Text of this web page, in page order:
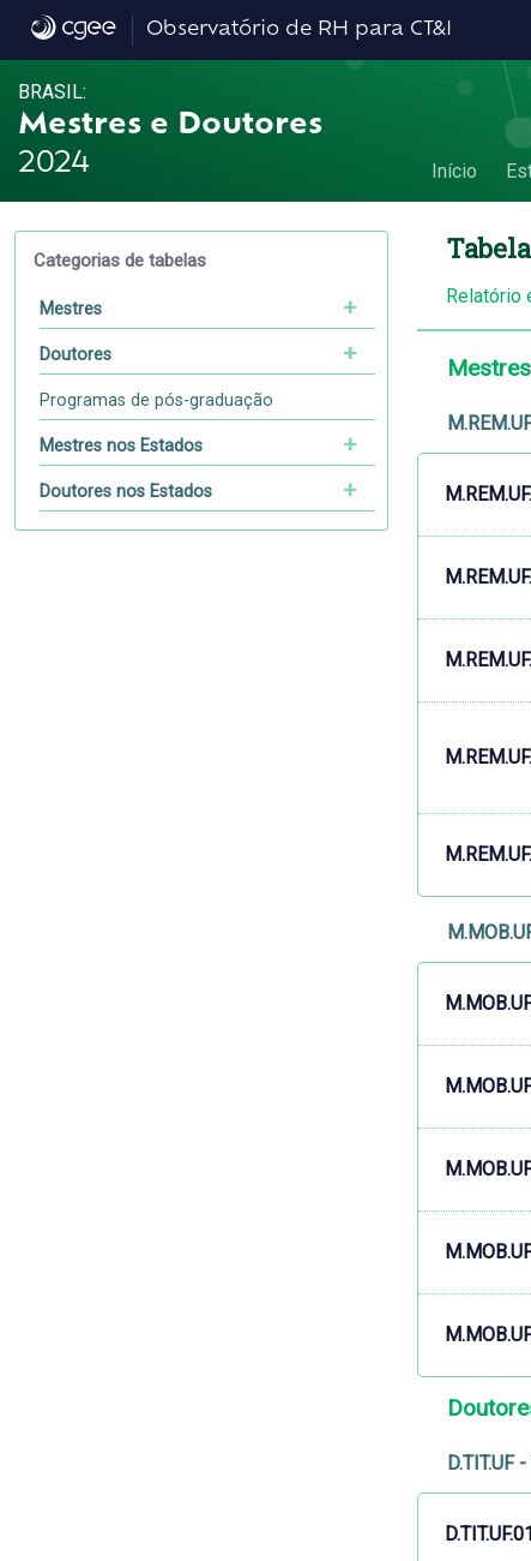
Dados Observatório de RH para CT&I
BRASIL:
Mestres e Doutores
2024
Início
Categorias de tabelas
Mestres
Doutores
Programas de pós-graduação
Mestres nos Estados
Doutores nos Estados
Relatório
D.TIT.UF.01